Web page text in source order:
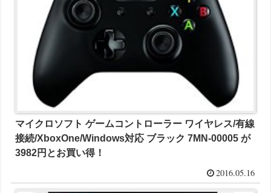
マイクロソフト ゲームコントローラー ワイヤレス/有線
接続/XboxOne/Windows対応 ブラック 7MN-00005 が
3982円とお買い得！
2016.05.16